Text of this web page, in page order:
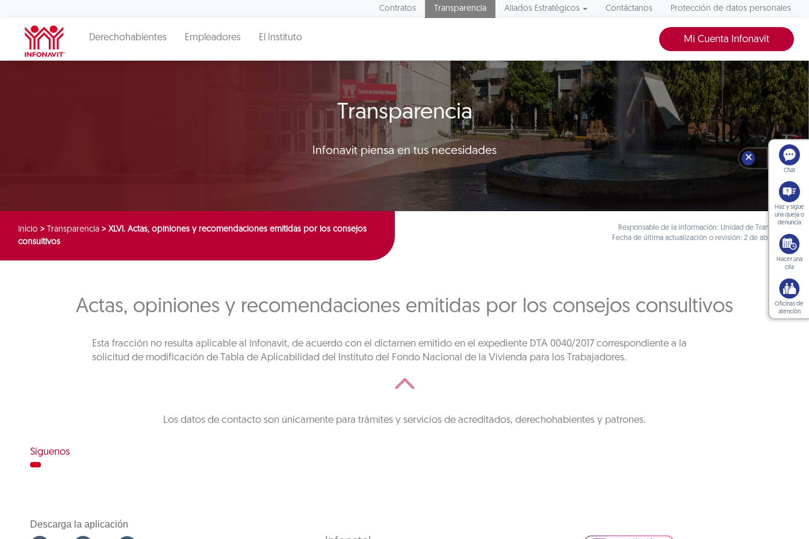
Contratos Transparencia Aliados Estratégicos Contáctanos Protección de datos personales
Derechohabientes Empleadores El Instituto Mi Cuenta Infonavit
Transparencia
Infonavit piensa en tus necesidades
Inicio > Transparencia > XLVI. Actas, opiniones y recomendaciones emitidas por los consejos
consultivos
Responsable de la información: Unidad de Transparencia
Fecha de última actualización o revisión: 2 de abril de 2018
Actas, opiniones y recomendaciones emitidas por los consejos consultivos
Esta fracción no resulta aplicable al Infonavit, de acuerdo con el dictamen emitido en el expediente DTA 0040/2017 correspondiente a la
solicitud de modificación de Tabla de Aplicabilidad del Instituto del Fondo Nacional de la Vivienda para los Trabajadores.
Los datos de contacto son únicamente para trámites y servicios de acreditados, derechohabientes y patrones.
Síguenos
Descarga la aplicación
🗙
Chat
Haz y sigue
una queja o
denuncia
Hacer una
cita
Oficinas de
atención